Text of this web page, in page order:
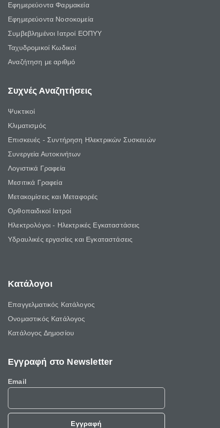
Εφημερεύοντα Φαρμακεία
Εφημερεύοντα Νοσοκομεία
Συμβεβλημένοι Ιατροί ΕΟΠΥΥ
Ταχυδρομικοί Κωδικοί
Αναζήτηση με αριθμό
Συχνές Αναζητήσεις
Ψυκτικοί
Κλιματισμός
Επισκευές - Συντήρηση Ηλεκτρικών Συσκευών
Συνεργεία Αυτοκινήτων
Λογιστικά Γραφεία
Μεσιτικά Γραφεία
Μετακομίσεις και Μεταφορές
Ορθοπαιδικοί Ιατροί
Ηλεκτρολόγοι - Ηλεκτρικές Εγκαταστάσεις
Υδραυλικές εργασίες και Εγκαταστάσεις
Κατάλογοι
Επαγγελματικός Κατάλογος
Ονομαστικός Κατάλογος
Κατάλογος Δημοσίου
Εγγραφή στο Newsletter
Email
Εγγραφή